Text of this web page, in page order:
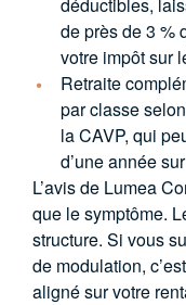
de près de 3 %
votre impôt sur
Retraite
par classe
la CAVP, qui
d’une année
L’avis de Lumea
que le symptôme.
structure. Si vous
de modulation,
aligné sur votre